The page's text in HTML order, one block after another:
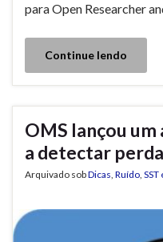
para Open Researcher
Continue lendo
OMS lançou
a detectar
Arquivado sobDicas, Ruído,